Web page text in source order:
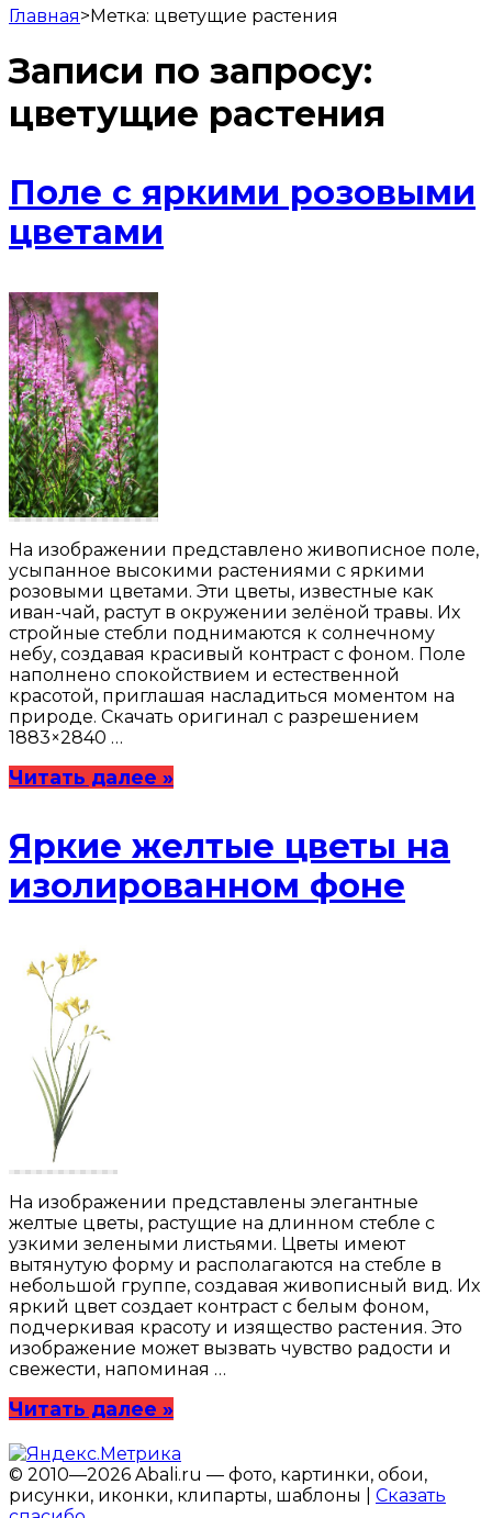
Главная>Метка: цветущие растения
Записи по запросу:
цветущие растения
Поле с яркими розовыми
цветами
На изображении представлено живописное поле,
усыпанное высокими растениями с яркими
розовыми цветами. Эти цветы, известные как
иван-чай, растут в окружении зелёной травы. Их
стройные стебли поднимаются к солнечному
небу, создавая красивый контраст с фоном. Поле
наполнено спокойствием и естественной
красотой, приглашая насладиться моментом на
природе. Скачать оригинал с разрешением
1883×2840 …
Читать далее »
Яркие желтые цветы на
изолированном фоне
На изображении представлены элегантные
желтые цветы, растущие на длинном стебле с
узкими зелеными листьями. Цветы имеют
вытянутую форму и располагаются на стебле в
небольшой группе, создавая живописный вид. Их
яркий цвет создает контраст с белым фоном,
подчеркивая красоту и изящество растения. Это
изображение может вызвать чувство радости и
свежести, напоминая …
Читать далее »
© 2010—2026 Abali.ru — фото, картинки, обои,
рисунки, иконки, клипарты, шаблоны | Сказать